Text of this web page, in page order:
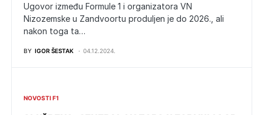
Ugovor između Formule 1 i organizatora VN
Nizozemske u Zandvoortu produljen je do 2026., ali
nakon toga ta…
BY IGOR ŠESTAK 04.12.2024.
NOVOSTI F1